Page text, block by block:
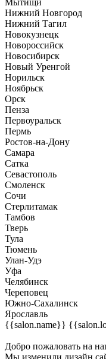
Мытищи
Нижний Новгород
Нижний Тагил
Новокузнецк
Новороссийск
Новосибирск
Новый Уренгой
Норильск
Ноябрьск
Орск
Пенза
Первоуральск
Пермь
Ростов-на-Дону
Самара
Сатка
Севастополь
Смоленск
Сочи
Стерлитамак
Тамбов
Тверь
Тула
Тюмень
Улан-Удэ
Уфа
Челябинск
Череповец
Южно-Сахалинск
Ярославль
{{salon.name}}
Добро пожаловать на